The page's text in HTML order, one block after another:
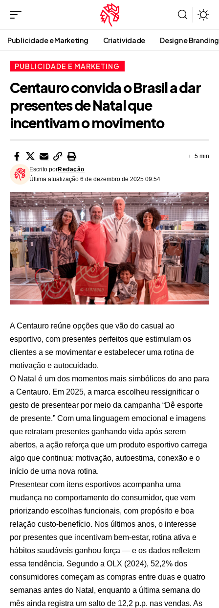
Publicidade e Marketing Criatividade Design e Branding
PUBLICIDADE E MARKETING
Centauro convida o Brasil a dar
presentes de Natal que
incentivam o movimento
Última atualização 6 de dezembro de 2025 09:54
Escrito porRedação
5 min
A Centauro reúne opções que vão do casual ao
esportivo, com presentes perfeitos que estimulam os
clientes a se movimentar e estabelecer uma rotina de
motivação e autocuidado.
O Natal é um dos momentos mais simbólicos do ano para
a Centauro. Em 2025, a marca escolheu ressignificar o
gesto de presentear por meio da campanha “Dê esporte
de presente.” Com uma linguagem emocional e imagens
que retratam presentes ganhando vida após serem
abertos, a ação reforça que um produto esportivo carrega
algo que continua: motivação, autoestima, conexão e o
início de uma nova rotina.
Presentear com itens esportivos acompanha uma
mudança no comportamento do consumidor, que vem
priorizando escolhas funcionais, com propósito e boa
relação custo-benefício. Nos últimos anos, o interesse
por presentes que incentivam bem-estar, rotina ativa e
hábitos saudáveis ganhou força — e os dados refletem
essa tendência. Segundo a OLX (2024), 52,2% dos
consumidores começam as compras entre duas e quatro
semanas antes do Natal, enquanto a última semana do
mês ainda registra um salto de 12,2 p.p. nas vendas. As